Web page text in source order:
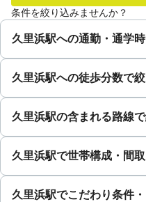
条件を絞り込みませんか？
久里浜駅への通勤・通学
久里浜駅への徒歩分数で
久里浜駅の含まれる路線
久里浜駅で世帯構成・間
久里浜駅でこだわり条件